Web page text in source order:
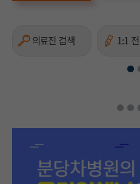
의료진 검색 1:1